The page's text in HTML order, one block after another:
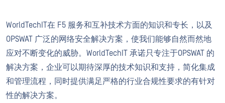
WorldTechIT在 F5 服务和互补技术方面的知识和专长，以及
OPSWAT 广泛的网络安全解决方案，使我们能够自然而然地
应对不断变化的威胁。WorldTechIT 承诺只专注于OPSWAT 的
解决方案，企业可以期待深厚的技术知识和支持，简化集成
和管理流程，同时提供满足严格的行业合规性要求的有针对
性的解决方案。